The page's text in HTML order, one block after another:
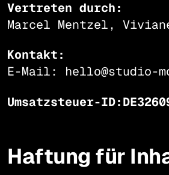
Vertreten durch:
Marcel Mentzel,
Kontakt:
E-Mail: hello@studio-
Umsatzsteuer-
Haftung für